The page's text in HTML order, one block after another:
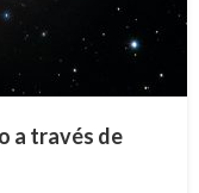
a través de